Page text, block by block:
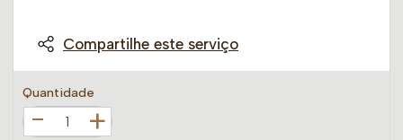
Compartilhe este serviço
Quantidade
+